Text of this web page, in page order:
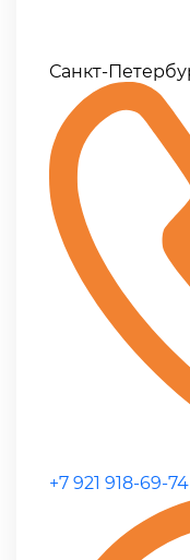
Санкт-
+7 921 918-69-74